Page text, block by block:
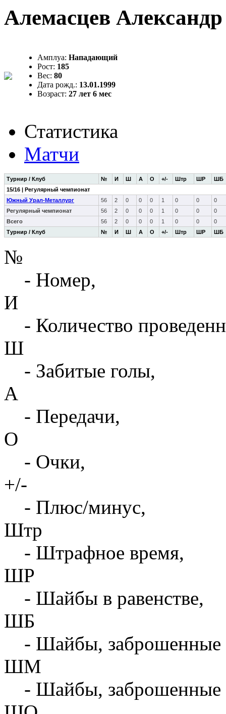
Алемасцев Александр
Амплуа: Нападающий
Рост: 185
Вес: 80
Дата рожд.: 13.01.1999
Возраст: 27 лет 6 мес
Статистика
Матчи
Турнир / Клуб № И Ш А О +/- Штр ШР ШБ
Турнир / Клуб № И Ш А О +/- Штр ШР ШБ
15/16 | Регулярный чемпионат
Южный Урал-Металлург
56 2 0 0 0 1 0 0
0
Регулярный чемпионат
56 2 0 0 0 1 0 0
0
Всего
56 2 0 0 0 1 0 0 0
№
- Номер,
И
- Количество
Ш
- Забитые голы,
А
- Передачи,
О
- Очки,
+/-
- Плюс/минус,
Штр
- Штрафное время,
ШР
- Шайбы в равенстве,
ШБ
- Шайбы, заброшенные
ШМ
- Шайбы, заброшенные